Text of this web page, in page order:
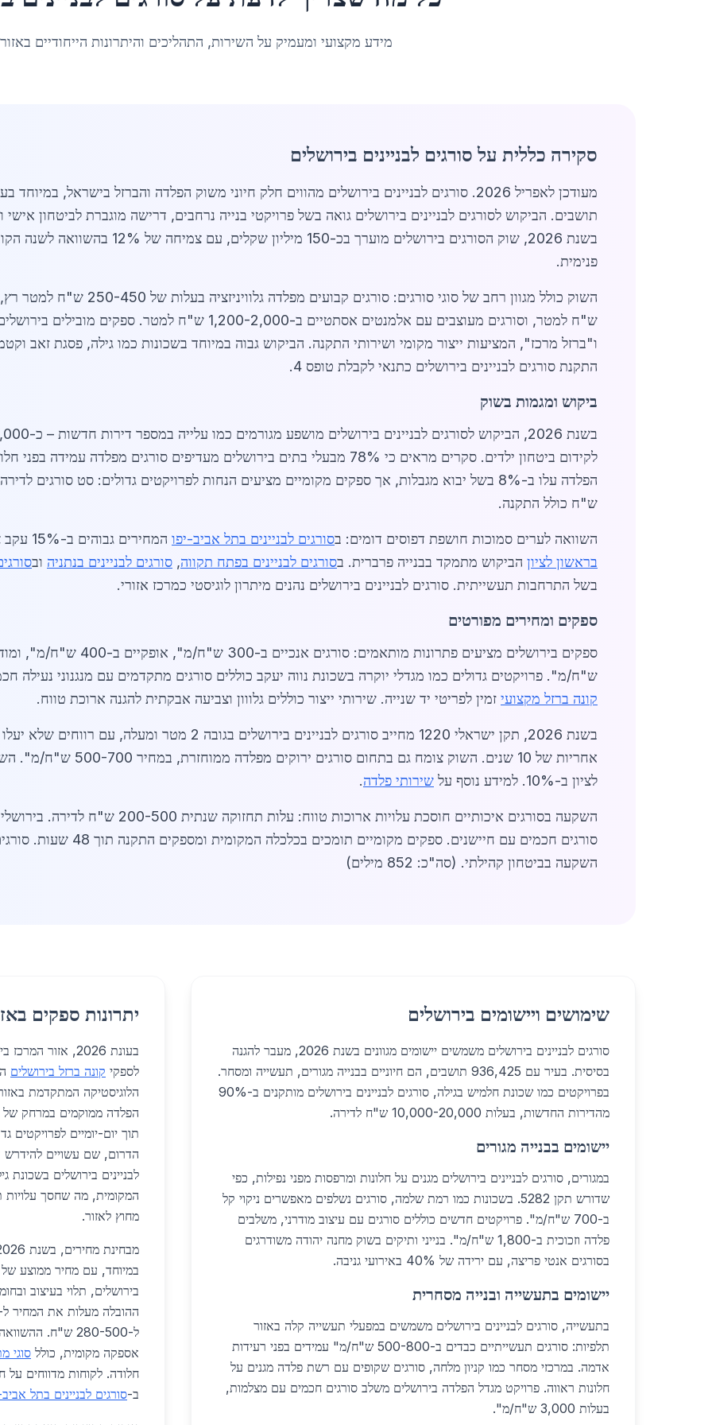
מידע מקצועי ומעמיק על השירות, התהליכים והיתרונות הייחודיים
סקירה כללית על סורגים לבניינים בירושלים
תושבים. הביקוש לסורגים לבניינים בירושלים גואה בשל פרויקטי בנייה נרחבים, דרישה מוגברת לביטחון
בשנת 2026, שוק הסורגים בירושלים מוערך
פנימית.
ש"ח למטר, וסורגים מעוצבים עם אלמנטים אסתטיים ב-1,200-2,000
ו"ברזל מרכז", המציעות ייצור מקומי ושירותי התקנה. הביקוש גבוה במיוחד בשכונות כמו גילה, פסגת זאב
התקנת סורגים לבניינים בירושלים כתנאי לקבלת טופס 4.
ביקוש ומגמות בשוק
לקידום ביטחון ילדים. סקרים מראים כי 78% מבעלי בתים בירושלים מעדיפים סורגים
ש"ח כולל התקנה.
השוואה לערים סמוכות חושפת דפוסים דומים: בסורגים לבניינים בתל אביב-יפו המחירים גבוהים ב-15% עקב צפיפות גבוהה יותר, בעוד ב
בראשון לציון הביקוש מתמקד בבנייה פרברית. בסורגים לבניינים בפתח תקווה, סורגים לבניינים בנתניה וב
בשל התרחבות תעשייתית. סורגים לבניינים בירושלים נהנים מיתרון לוגיסטי כמרכז אזורי.
ספקים ומחירים מפורטים
ש"ח/מ". פרויקטים גדולים כמו מגדלי יוקרה בשכונת נווה יעקב כוללים סורגים מתקדמים עם מנגנוני נעילה
קונה ברזל מקצועי זמין לפריטי יד שנייה. שירותי ייצור כוללים גלווון וצביעה אבקתית להגנה ארוכת טווח.
אחריות של 10 שנים. השוק צומח
לציון ב-10%. למידע נוסף על
שירותי פלדה.
סורגים חכמים עם חיישנים.
השקעה בביטחון קהילתי. (סה"כ: 852 מילים)
שימושים ויישומים בירושלים
סורגים לבניינים בירושלים משמשים יישומים מגוונים בשנת 2026, מעבר להגנה
בסיסית. בעיר עם 936,425 תושבים, הם חיוניים בבנייה מגורים, תעשייה ומסחר.
בפרויקטים כמו שכונת חלמיש בגילה, סורגים לבניינים בירושלים מותקנים ב-90%
מהדירות החדשות, בעלות 10,000-20,000 ש"ח לדירה.
יישומים בבנייה מגורים
במגורים, סורגים לבניינים בירושלים מגנים על חלונות ומרפסות מפני נפילות, כפי
שדורש תקן 5282. בשכונות כמו רמת שלמה, סורגים נשלפים מאפשרים ניקוי קל
ב-700 ש"ח/מ". פרויקטים חדשים כוללים סורגים עם עיצוב מודרני, משלבים
פלדה וזכוכית ב-1,800 ש"ח/מ". בנייני ותיקים בשוק מחנה יהודה משודרגים
בסורגים אנטי פריצה, עם ירידה של 40% באירועי גניבה.
יישומים בתעשייה ובנייה מסחרית
בתעשייה, סורגים לבניינים בירושלים משמשים במפעלי תעשייה קלה באזור
תלפיות: סורגים תעשייתיים כבדים ב-500-800 ש"ח/מ" עמידים בפני רעידות
אדמה. במרכזי מסחר כמו קניון מלחה, סורגים שקופים עם רשת פלדה מגנים על
חלונות ראווה. פרויקט מגדל הפלדה בירושלים משלב סורגים חכמים עם מצלמות,
בעלות 3,000 ש"ח/מ".
יתרונות ספקים
בעונת 2026,
לספקי קונה ברזל בירושלים
הלוגיסטיקה המתקדמת
הפלדה ממוקמים במרחק
תוך יום-יומיים לפרויקטים
הדרום, שם עשויים להידרש
מחוץ לאזור.
ל-280-500 ש"ח.
אספקה מקומית, כולל סוגי
חלודה. לקוחות מדווחים
ב-סורגים לבניינים בתל